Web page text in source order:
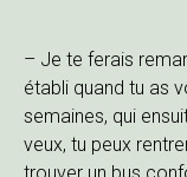
– Je te ferais
établi quand tu as
semaines, qui
veux, tu peux